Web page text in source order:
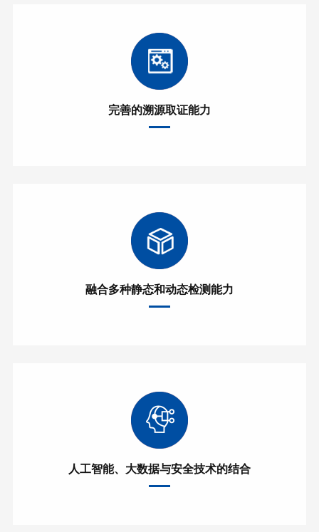
完善的溯源取证能力
融合多种静态和动态检测能力
人工智能、大数据与安全技术的结合